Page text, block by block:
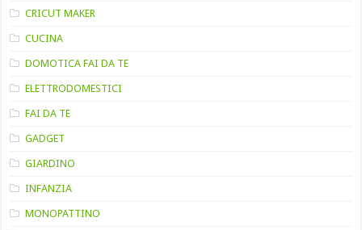
CRICUT MAKER
CUCINA
DOMOTICA FAI DA TE
ELETTRODOMESTICI
FAI DA TE
GADGET
GIARDINO
INFANZIA
MONOPATTINO